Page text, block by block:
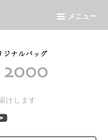
メニュー
けします